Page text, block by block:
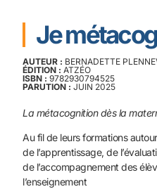
Je
AUTEUR : BERNADETTE
ÉDITION :ATZÉO
ISBN : 9782930794525
PARUTION :JUIN 2025
La métacognition dès la
Au fil de leurs formations
de l’apprentissage, de
de l’accompagnement des
l’enseignement